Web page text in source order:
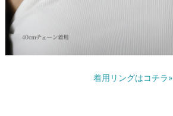
着用リングはコチラ»